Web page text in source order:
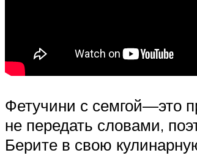
Фетучини с семгой—это
не передать словами,
Берите в свою